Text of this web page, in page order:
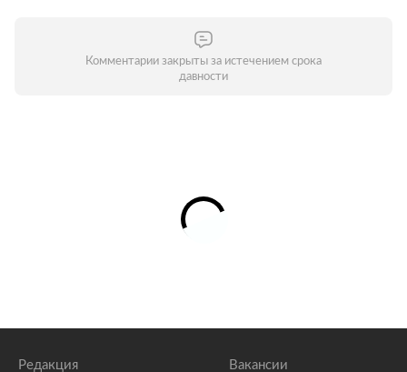
Комментарии закрыты за истечением срока
давности
Редакция Вакансии